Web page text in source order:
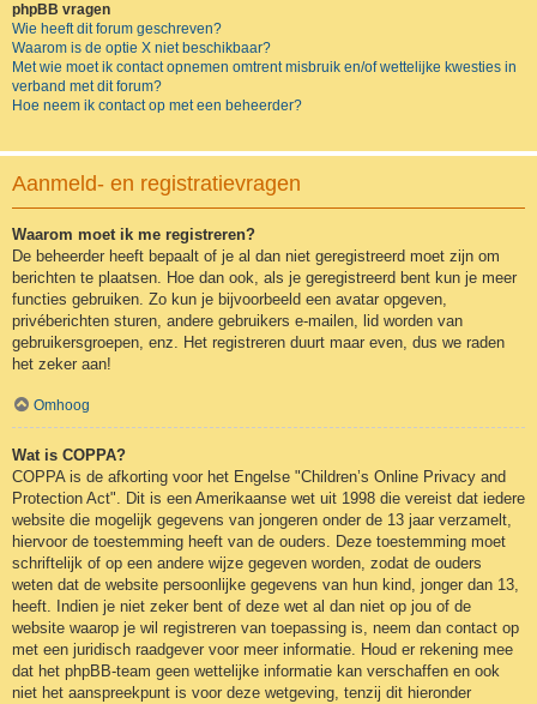
phpBB vragen
Wie heeft dit forum geschreven?
Waarom is de optie X niet beschikbaar?
Met wie moet ik contact opnemen omtrent misbruik en/of wettelijke kwesties in
verband met dit forum?
Hoe neem ik contact op met een beheerder?
Aanmeld- en registratievragen
Waarom moet ik me registreren?
De beheerder heeft bepaalt of je al dan niet geregistreerd moet zijn om
berichten te plaatsen. Hoe dan ook, als je geregistreerd bent kun je meer
functies gebruiken. Zo kun je bijvoorbeeld een avatar opgeven,
privéberichten sturen, andere gebruikers e-mailen, lid worden van
gebruikersgroepen, enz. Het registreren duurt maar even, dus we raden
het zeker aan!
Omhoog
Wat is COPPA?
COPPA is de afkorting voor het Engelse "Children’s Online Privacy and
Protection Act". Dit is een Amerikaanse wet uit 1998 die vereist dat iedere
website die mogelijk gegevens van jongeren onder de 13 jaar verzamelt,
hiervoor de toestemming heeft van de ouders. Deze toestemming moet
schriftelijk of op een andere wijze gegeven worden, zodat de ouders
weten dat de website persoonlijke gegevens van hun kind, jonger dan 13,
heeft. Indien je niet zeker bent of deze wet al dan niet op jou of de
website waarop je wil registreren van toepassing is, neem dan contact op
met een juridisch raadgever voor meer informatie. Houd er rekening mee
dat het phpBB-team geen wettelijke informatie kan verschaffen en ook
niet het aanspreekpunt is voor deze wetgeving, tenzij dit hieronder